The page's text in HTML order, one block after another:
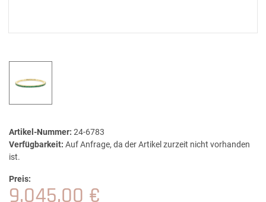
Artikel-Nummer: 24-6783
Verfügbarkeit: Auf Anfrage, da der Artikel zurzeit nicht vorhanden
ist.
Preis:
9.045,00 €